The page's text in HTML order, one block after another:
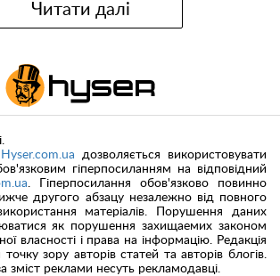
Читати далі
Hyser.com.ua дозволяється використовувати
гіперпосиланням на відповідний
. Гіперпосилання обов'язково повинно
другого абзацу незалежно від повного
матеріалів. Порушення даних
як порушення захищаемих законом
власності і права на інформацію. Редакція
зору авторів статей та авторів блогів.
зміст реклами несуть рекламодавці.